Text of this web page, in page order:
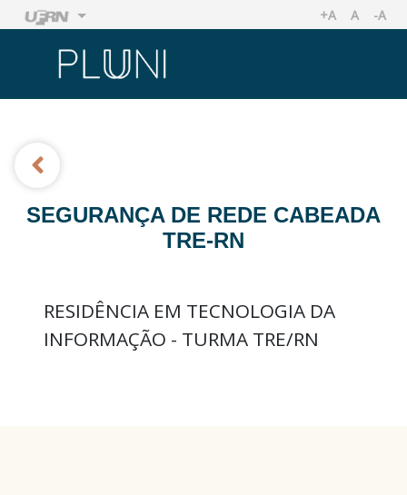
Ir
Ir
+AAUMENTAR
A -A
SEGURANÇA DE REDE CABEADA
TRE-RN
RESIDÊNCIA EM TECNOLOGIA DA
INFORMAÇÃO - TURMA TRE/RN